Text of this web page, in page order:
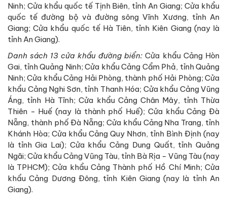
Ninh; Cửa khẩu quốc tế Tịnh Biên, tỉnh An Giang; Cửa khẩu
quốc tế đường bộ và đường sông Vĩnh Xương, tỉnh An
Giang; Cửa khẩu quốc tế Hà Tiên, tỉnh Kiên Giang (nay là
tỉnh An Giang).
Danh sách 13 cửa khẩu đường biển: Cửa khẩu Cảng Hòn
Gai, tỉnh Quảng Ninh; Cửa khẩu Cảng Cẩm Phả, tỉnh Quảng
Ninh; Cửa khẩu Cảng Hải Phòng, thành phố Hải Phòng; Cửa
khẩu Cảng Nghi Sơn, tỉnh Thanh Hóa; Cửa khẩu Cảng Vũng
Áng, tỉnh Hà Tĩnh; Cửa khẩu Cảng Chân Mây, tỉnh Thừa
Thiên - Huế (nay là thành phố Huế); Cửa khẩu Cảng Đà
Nẵng, thành phố Đà Nẵng; Cửa khẩu Cảng Nha Trang, tỉnh
Khánh Hòa; Cửa khẩu Cảng Quy Nhơn, tỉnh Bình Định (nay
là tỉnh Gia Lai); Cửa khẩu Cảng Dung Quất, tỉnh Quảng
Ngãi; Cửa khẩu Cảng Vũng Tàu, tỉnh Bà Rịa - Vũng Tàu (nay
là TPHCM); Cửa khẩu Cảng Thành phố Hồ Chí Minh; Cửa
khẩu Cảng Dương Đông, tỉnh Kiên Giang (nay là tỉnh An
Giang).